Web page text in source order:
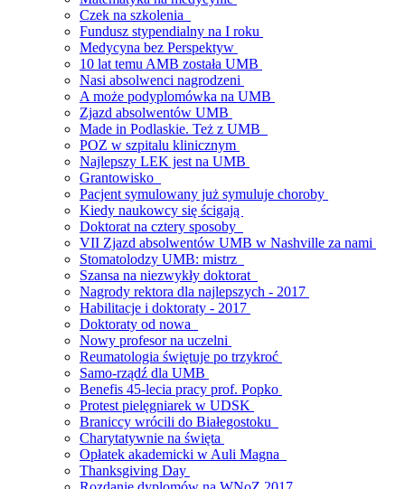
Czek na szkolenia
Fundusz stypendialny na I roku
Medycyna bez Perspektyw
10 lat temu AMB została UMB
Nasi absolwenci nagrodzeni
A może podyplomówka na UMB
Zjazd absolwentów UMB
Made in Podlaskie. Też z UMB
POZ w szpitalu klinicznym
Najlepszy LEK jest na UMB
Grantowisko
Pacjent symulowany już symuluje choroby
Kiedy naukowcy się ścigają
Doktorat na cztery sposoby
VII Zjazd absolwentów UMB w Nashville za nami
Stomatolodzy UMB: mistrz
Szansa na niezwykły doktorat
Nagrody rektora dla najlepszych - 2017
Habilitacje i doktoraty - 2017
Doktoraty od nowa
Nowy profesor na uczelni
Reumatologia świętuje po trzykroć
Samo-rządź dla UMB
Benefis 45-lecia pracy prof. Popko
Protest pielęgniarek w UDSK
Braniccy wrócili do Białegostoku
Charytatywnie na święta
Opłatek akademicki w Auli Magna
Thanksgiving Day